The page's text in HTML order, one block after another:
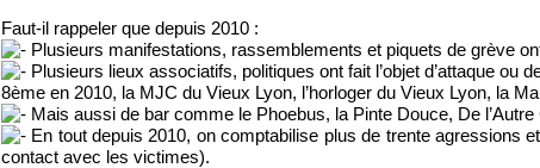
Faut-il rappeler que depuis 2010 :
Plusieurs manifestations, rassemblements et piquets de grève
Plusieurs lieux associatifs, politiques ont fait l’objet d’attaque ou
8ème en 2010, la MJC du Vieux Lyon, l’horloger du Vieux Lyon, la
Mais aussi de bar comme le Phoebus, la Pinte Douce, De
En tout depuis 2010, on comptabilise plus de trente agressions
contact avec les victimes).